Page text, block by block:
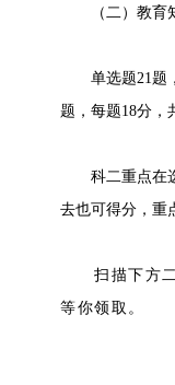
（二）教育
单选题21题，
题，每题18分，
科二重点在选
去也可得分，重
扫描下方二
等你领取。